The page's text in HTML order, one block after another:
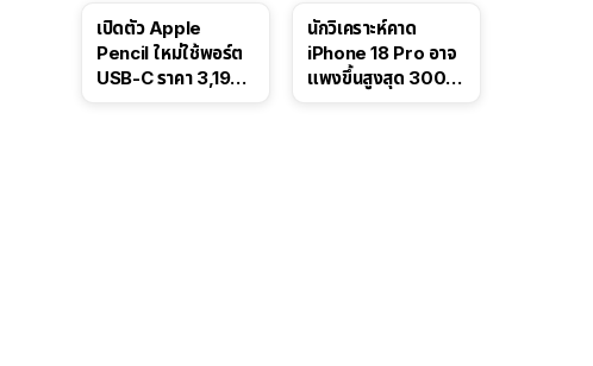
เปิดตัว Apple
Pencil ใหม่ใช้พอร์ต
USB-C ราคา 3,190
นักวิเคราะห์คาด
iPhone 18 Pro อาจ
แพงขึ้นสูงสุด 300